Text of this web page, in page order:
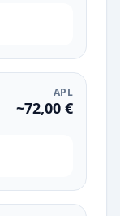
APL
~72,00 €